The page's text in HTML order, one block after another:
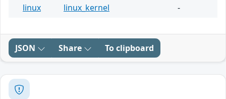
linux linux_kernel -
JSON Share To clipboard